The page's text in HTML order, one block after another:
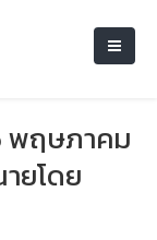
พฤษภาคม
ยโดย